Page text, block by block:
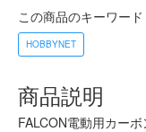
この商品のキーワード
HOBBYNET
商品説明
FALCON電動用カー